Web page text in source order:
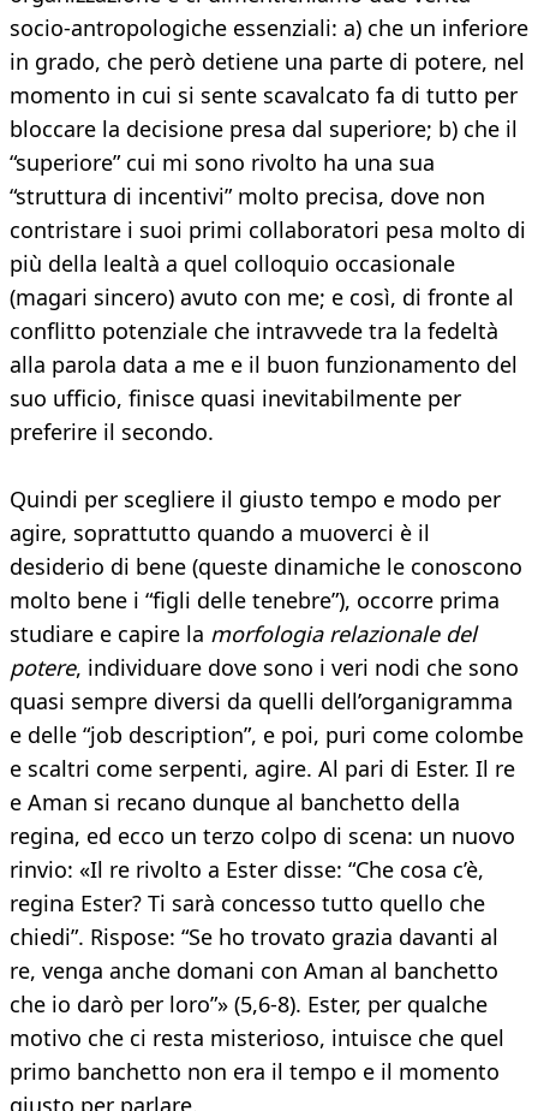
socio-antropologiche essenziali: a) che un inferiore
in grado, che però detiene una parte di potere, nel
momento in cui si sente scavalcato fa di tutto per
bloccare la decisione presa dal superiore; b) che il
“superiore” cui mi sono rivolto ha una sua
“struttura di incentivi” molto precisa, dove non
contristare i suoi primi collaboratori pesa molto di
più della lealtà a quel colloquio occasionale
(magari sincero) avuto con me; e così, di fronte al
conflitto potenziale che intravvede tra la fedeltà
alla parola data a me e il buon funzionamento del
suo ufficio, finisce quasi inevitabilmente per
preferire il secondo.
Quindi per scegliere il giusto tempo e modo per
agire, soprattutto quando a muoverci è il
desiderio di bene (queste dinamiche le conoscono
molto bene i “figli delle tenebre”), occorre prima
studiare e capire la morfologia relazionale del
potere, individuare dove sono i veri nodi che sono
quasi sempre diversi da quelli dell’organigramma
e delle “job description”, e poi, puri come colombe
e scaltri come serpenti, agire. Al pari di Ester. Il re
e Aman si recano dunque al banchetto della
regina, ed ecco un terzo colpo di scena: un nuovo
rinvio: «Il re rivolto a Ester disse: “Che cosa c’è,
regina Ester? Ti sarà concesso tutto quello che
chiedi”. Rispose: “Se ho trovato grazia davanti al
re, venga anche domani con Aman al banchetto
che io darò per loro”» (5,6-8). Ester, per qualche
motivo che ci resta misterioso, intuisce che quel
primo banchetto non era il tempo e il momento
giusto per parlare.